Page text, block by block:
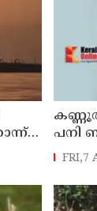
പനി
മരിച്ചു
FRI,7